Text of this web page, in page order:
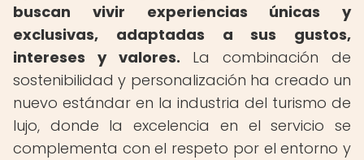
buscan vivir experiencias únicas y
exclusivas, adaptadas a sus gustos,
intereses y valores. La combinación de
sostenibilidad y personalización ha creado un
nuevo estándar en la industria del turismo de
lujo, donde la excelencia en el servicio se
complementa con el respeto por el entorno y